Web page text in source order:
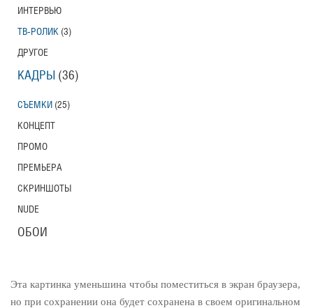
Эта картинка уменьшина чтобы поместиться в экран браузера,
но при сохранении она будет сохранена в своем оригинальном
ИНТЕРВЬЮ
ТВ-РОЛИК (3)
ДРУГОЕ
КАДРЫ (36)
СЪЕМКИ (25)
КОНЦЕПТ
ПРОМО
ПРЕМЬЕРА
СКРИНШОТЫ
NUDE
ОБОИ